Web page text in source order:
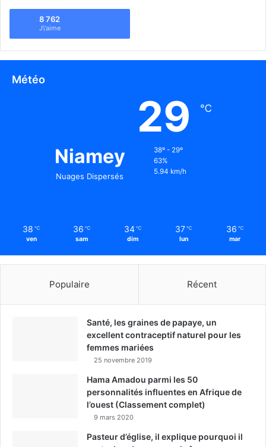
8 762
J\'aime
Météo
Niamey
Nuages Dispersés
29 ℃
38º - 29º
63%
5.94 km/h
38 ℃
ven
36 ℃
sam
34 ℃
dim
37 ℃
lun
36 ℃
mar
Populaire Récent
Santé, les graines de papaye, un
excellent contraceptif naturel pour les
femmes mariées
25 novembre 2019
Hama Amadou parmi les 50
personnalités influentes en Afrique de
l’ouest (Classement complet)
9 mars 2020
Pasteur d’église, il explique pourquoi il